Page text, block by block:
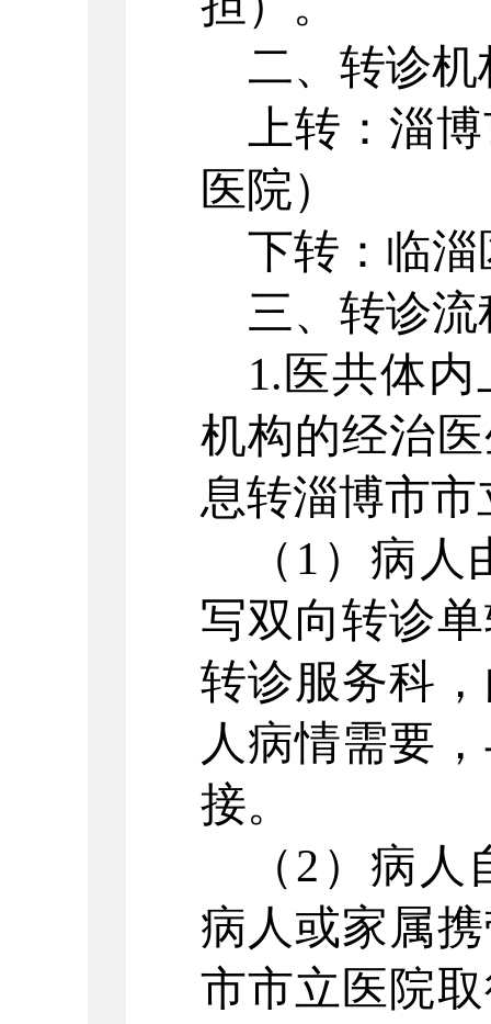
二、转诊机
上转：淄
医院）
下转：临
三、转诊流
1.医共体
机构的经治
息转淄博市
（ 1）病人
写双向转诊
转诊服务科
人病情需要
接。
（2）病人
病人或家属
市市立医院